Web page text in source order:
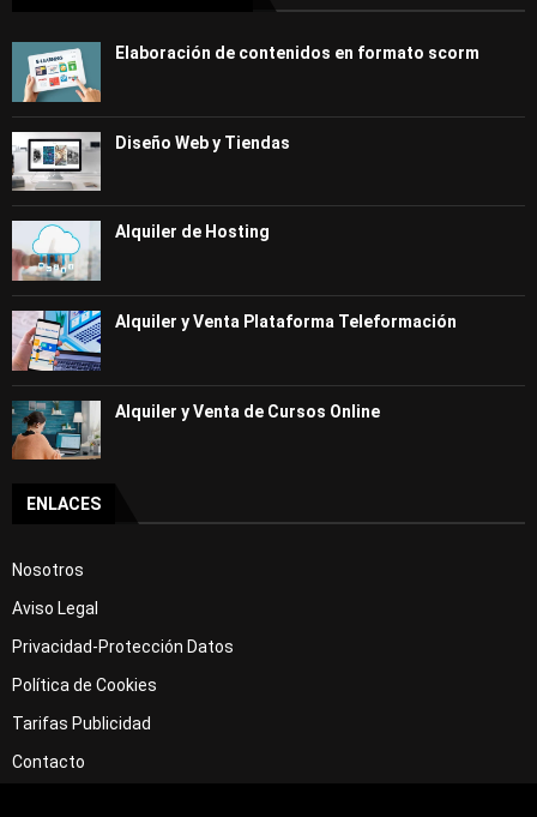
Elaboración de contenidos en formato scorm
Diseño Web y Tiendas
Alquiler de Hosting
Alquiler y Venta Plataforma Teleformación
Alquiler y Venta de Cursos Online
ENLACES
Nosotros
Aviso Legal
Privacidad-Protección Datos
Política de Cookies
Tarifas Publicidad
Contacto